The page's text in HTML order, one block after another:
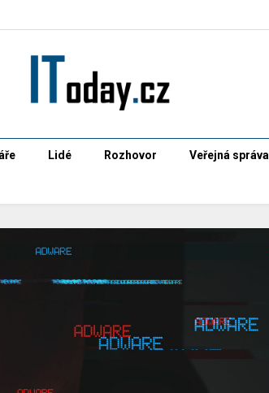
Lidé Rozhovor Veřejná správa